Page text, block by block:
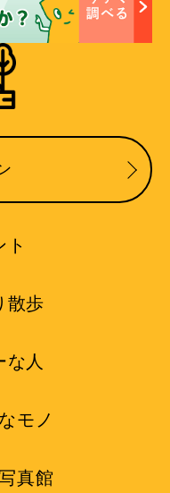
ト
散歩
な人
モノ
真館